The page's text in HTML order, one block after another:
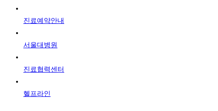
진료예약안내
서울대병원
진료협력센터
헬프라인